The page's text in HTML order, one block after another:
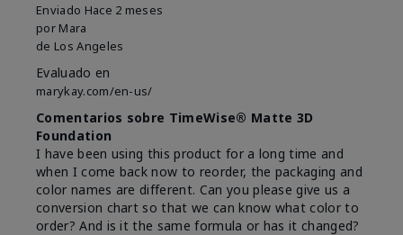
Enviado Hace 2 meses
por Mara
de Los Angeles
Evaluado en
marykay.com/en-us/
Comentarios sobre TimeWise® Matte 3D
Foundation
I have been using this product for a long time and
when I come back now to reorder, the packaging and
color names are different. Can you please give us a
conversion chart so that we can know what color to
order? And is it the same formula or has it changed?